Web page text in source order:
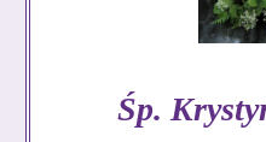
Śp.